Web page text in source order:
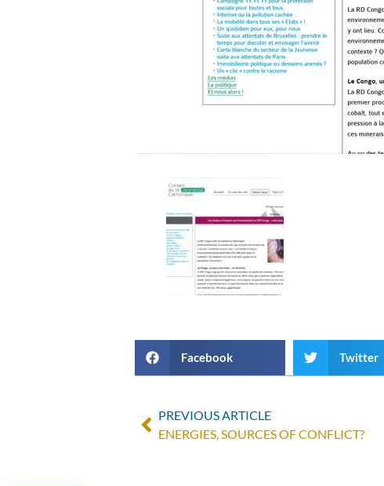
Facebook Twitter
PREVIOUS ARTICLE
ENERGIES, SOURCES OF CONFLICT?